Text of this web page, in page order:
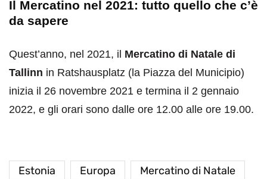
Il Mercatino nel 2021: tutto quello che c’è
da sapere
Quest’anno, nel 2021, il Mercatino di Natale di
Tallinn in Ratshausplatz (la Piazza del Municipio)
inizia il 26 novembre 2021 e termina il 2 gennaio
2022, e gli orari sono dalle ore 12.00 alle ore 19.00.
Estonia Europa
Mercatino di Natale